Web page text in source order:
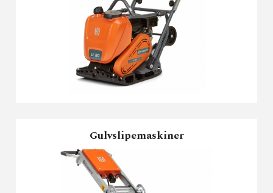
Gulvslipemaskiner